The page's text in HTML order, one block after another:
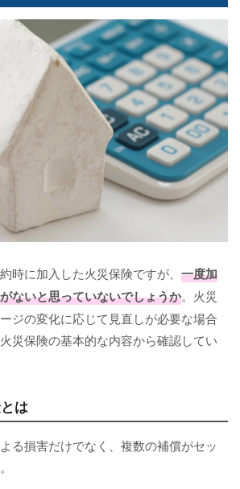
時に加入した火災保険ですが、 一度加
ないと思っていないでしょうか。火災
ジの変化に応じて見直しが必要な場合
災保険の基本的な内容から確認してい
は
る損害だけでなく、複数の補償がセッ